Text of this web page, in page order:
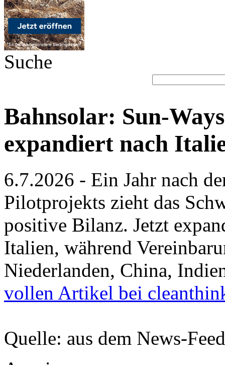
Suche
Bahnsolar: Sun-
expandiert nach
6.7.2026 - Ein Jahr nach
Pilotprojekts zieht das
positive Bilanz. Jetzt
Italien, während
Niederlanden, China,
vollen Artikel bei
Quelle: aus dem News-